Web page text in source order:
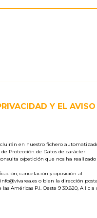
Y EL AVISO
en nuestro fichero
Protección de Datos de carácter
o/petición que nos ha realizado
cancelación y oposición al
o bien la dirección
las Américas P.I. Oeste 9 30.820, A l c a